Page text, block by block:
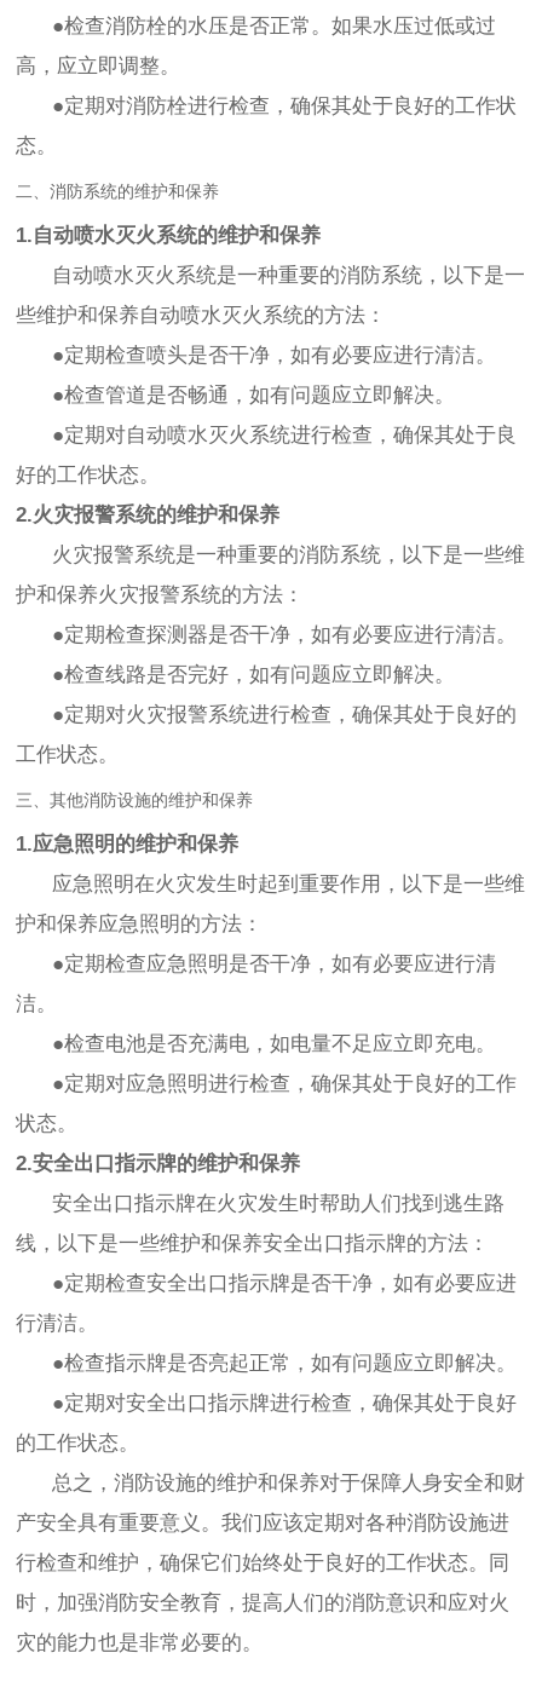
●检查消防栓的水压是否正常。如果水压过低或过
高，应立即调整。
●定期对消防栓进行检查，确保其处于良好的工作状
态。
二、消防系统的维护和保养
1.自动喷水灭火系统的维护和保养
自动喷水灭火系统是一种重要的消防系统，以下是一
些维护和保养自动喷水灭火系统的方法：
●定期检查喷头是否干净，如有必要应进行清洁。
●检查管道是否畅通，如有问题应立即解决。
●定期对自动喷水灭火系统进行检查，确保其处于良
好的工作状态。
2.火灾报警系统的维护和保养
火灾报警系统是一种重要的消防系统，以下是一些维
护和保养火灾报警系统的方法：
●定期检查探测器是否干净，如有必要应进行清洁。
●检查线路是否完好，如有问题应立即解决。
●定期对火灾报警系统进行检查，确保其处于良好的
工作状态。
三、其他消防设施的维护和保养
1.应急照明的维护和保养
应急照明在火灾发生时起到重要作用，以下是一些维
护和保养应急照明的方法：
●定期检查应急照明是否干净，如有必要应进行清
洁。
●检查电池是否充满电，如电量不足应立即充电。
●定期对应急照明进行检查，确保其处于良好的工作
状态。
2.安全出口指示牌的维护和保养
安全出口指示牌在火灾发生时帮助人们找到逃生路
线，以下是一些维护和保养安全出口指示牌的方法：
●定期检查安全出口指示牌是否干净，如有必要应进
行清洁。
●检查指示牌是否亮起正常，如有问题应立即解决。
●定期对安全出口指示牌进行检查，确保其处于良好
的工作状态。
总之，消防设施的维护和保养对于保障人身安全和财
产安全具有重要意义。我们应该定期对各种消防设施进
行检查和维护，确保它们始终处于良好的工作状态。同
时，加强消防安全教育，提高人们的消防意识和应对火
灾的能力也是非常必要的。